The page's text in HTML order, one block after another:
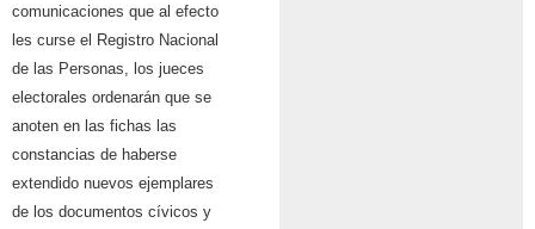
comunicaciones que al efecto
les curse el Registro Nacional
de las Personas, los jueces
electorales ordenarán que se
anoten en las fichas las
constancias de haberse
extendido nuevos ejemplares
de los documentos cívicos y